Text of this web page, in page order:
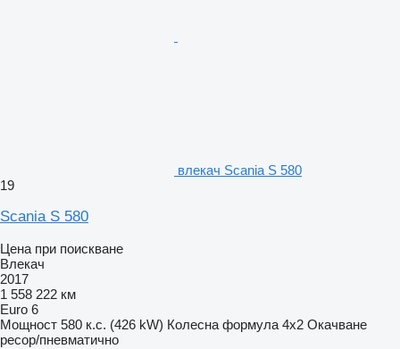
влекач Scania S 580
19
Scania S 580
Цена при поискване
Влекач
2017
1 558 222 км
Euro 6
Мощност 580 к.с. (426 kW) Колесна формула 4x2 Окачване
ресор/пневматично